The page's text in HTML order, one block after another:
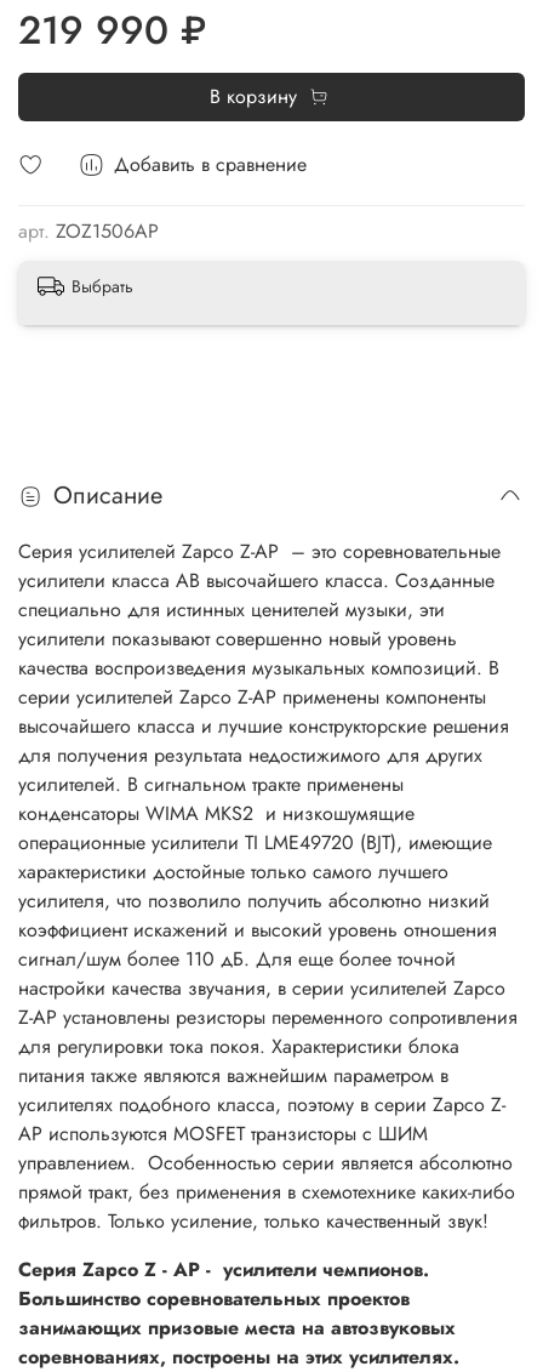
Добавить в сравнение
арт. ZOZ1506AP
219 990 ₽
В корзину
Выбрать
Описание
Серия усилителей Zapco Z-AP – это соревновательные
усилители класса АВ высочайшего класса. Созданные
специально для истинных ценителей музыки, эти
усилители показывают совершенно новый уровень
качества воспроизведения музыкальных композиций. В
серии усилителей Zapco Z-AP применены компоненты
высочайшего класса и лучшие конструкторские решения
для получения результата недостижимого для других
усилителей. В сигнальном тракте применены
конденсаторы WIMA MKS2 и низкошумящие
операционные усилители TI LME49720 (BJT), имеющие
характеристики достойные только самого лучшего
усилителя, что позволило получить абсолютно низкий
коэффициент искажений и высокий уровень отношения
сигнал/шум более 110 дБ. Для еще более точной
настройки качества звучания, в серии усилителей Zapco
Z-AP установлены резисторы переменного сопротивления
для регулировки тока покоя. Характеристики блока
питания также являются важнейшим параметром в
усилителях подобного класса, поэтому в серии Zapco Z-
AP используются MOSFET транзисторы c ШИМ
управлением. Особенностью серии является абсолютно
прямой тракт, без применения в схемотехнике каких-либо
фильтров. Только усиление, только качественный звук!
Серия Zapco Z - AP - усилители чемпионов.
Большинство соревновательных проектов
занимающих призовые места на автозвуковых
соревнованиях, построены на этих усилителях.